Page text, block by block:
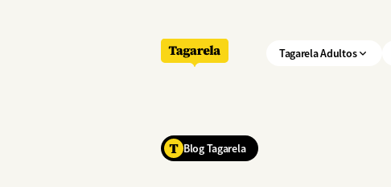
Tagarela Adultos
Blog Tagarela